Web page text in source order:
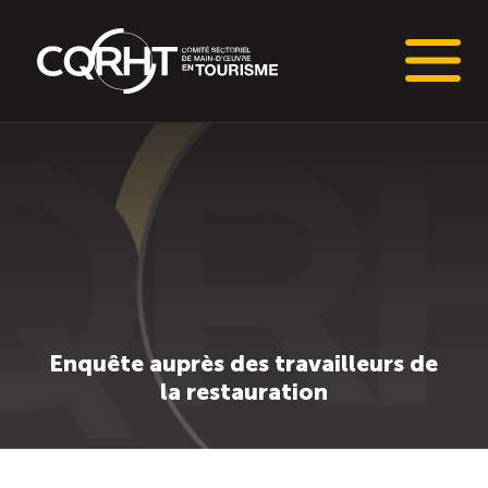
Connaissances stratégiques
Informations sur le marché du travail (IMT)
Main-d’oeuvre en tourisme
Enquête auprès des travailleurs de
la restauration